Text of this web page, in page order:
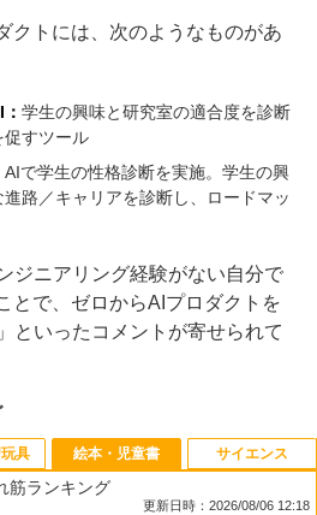
クトには、次のようなものがあ
学生の興味と研究室の適合度を診断
促すツール
AIで学生の性格診断を実施。学生の興
路／キャリアを診断し、ロードマッ
ジニアリング経験がない自分で
とで、ゼロからAIプロダクトを
といったコメントが寄せられて
具 絵本・児童書
筋ランキング
更新日時：2026/08/06 12:18
サイエンス